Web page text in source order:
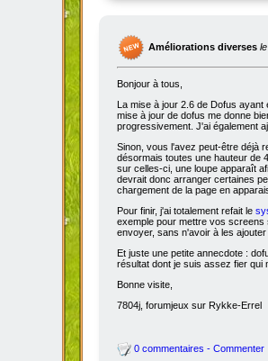
Améliorations diverses
Bonjour à tous,
La mise à jour 2.6 de Dofus
mise à jour de dofus me donne
progressivement. J'ai également
Sinon, vous l'avez peut-être déjà
désormais toutes une hauteur de
sur celles-ci, une loupe apparaît
devrait donc arranger certaines
chargement de la page en
Pour finir, j'ai totalement refait le
exemple pour mettre vos
envoyer, sans n'avoir à les
Et juste une petite annecdote :
résultat dont je suis assez fier qui
Bonne visite,
7804j, forumjeux sur Rykke-Errel
0 commentaires - Commenter